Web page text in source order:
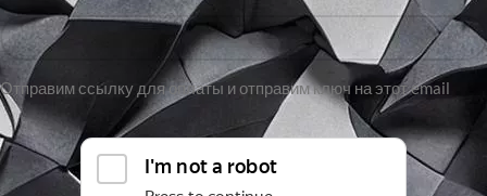
Отправим ссылку для оплаты и отправим ключ на этот email